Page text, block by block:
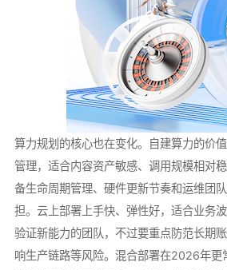
算力规划的核心也在变化。自建算力的价
管理，适合内容资产敏感、调用规模相对
备生命周期管理、硬件更新节奏和运维团
担。云上部署上手快、弹性好，适合业务
验证新能力的团队，不过要重点防范长期
响生产链路等风险。混合部署在2026年更